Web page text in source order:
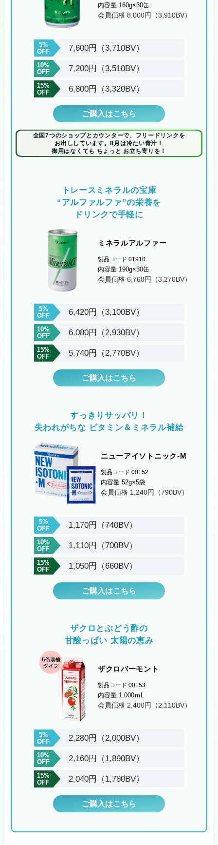
内容量 160g×30缶
会員価格 8,000円（3,910BV）
5%
OFF
7,600円（3,710BV）
10%
OFF
7,200円（3,510BV）
15%
OFF
6,800円（3,320BV）
ご購入はこちら
全国7つのショップとカウンターで、フリードリンクを
お出ししています。8月は冷たい青汁！
御用はなくても ちょっと お立ち寄りを！
トレースミネラルの宝庫
“アルファルファ”の栄養を
ドリンクで手軽に
ミネラルアルファー
製品コード 01910
内容量 190g×30缶
会員価格 6,760円（3,270BV）
5%
OFF
6,420円（3,100BV）
10%
OFF
6,080円（2,930BV）
15%
OFF
5,740円（2,770BV）
ご購入はこちら
すっきりサッパリ！
失われがちな ビタミン＆ミネラル補給
ニューアイソトニック-M
製品コード 00152
内容量 52g×5袋
会員価格 1,240円（790BV）
5%
OFF
1,170円（740BV）
10%
OFF
1,110円（700BV）
15%
OFF
1,050円（660BV）
ご購入はこちら
ザクロとぶどう酢の
甘酸っぱい 太陽の恵み
ザクロバーモント
製品コード 00153
内容量 1,000ｍL
会員価格 2,400円（2,110BV）
5%
OFF
2,280円（2,000BV）
10%
OFF
2,160円（1,890BV）
15%
OFF
2,040円（1,780BV）
ご購入はこちら